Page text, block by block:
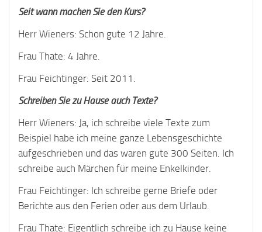
Seit wann machen Sie den Kurs?
Herr Wieners: Schon gute 12 Jahre.
Frau Thate: 4 Jahre.
Frau Feichtinger: Seit 2011.
Schreiben Sie zu Hause auch Texte?
Herr Wieners: Ja, ich schreibe viele Texte zum
Beispiel habe ich meine ganze Lebensgeschichte
aufgeschrieben und das waren gute 300 Seiten. Ich
schreibe auch Märchen für meine Enkelkinder.
Frau Feichtinger: Ich schreibe gerne Briefe oder
Berichte aus den Ferien oder aus dem Urlaub.
Frau Thate: Eigentlich schreibe ich zu Hause keine